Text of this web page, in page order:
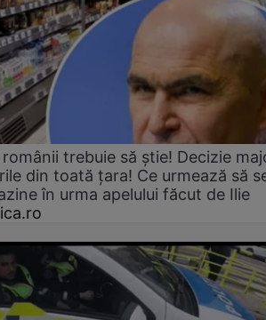
trebuie să știe! Decizie
din toată țara! Ce urmează să
în urma apelului făcut de Ilie